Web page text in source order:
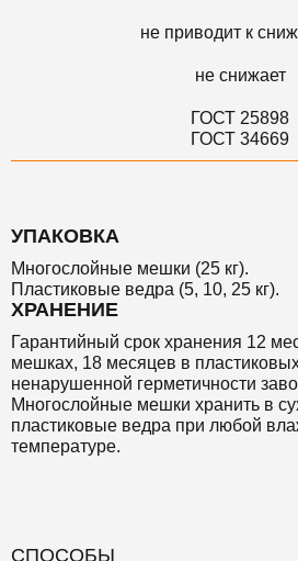
не приводит к
не снижает
ГОСТ 25898
ГОСТ 34669
УПАКОВКА
Многослойные мешки (25 кг).
Пластиковые ведра (5, 10, 25 кг).
ХРАНЕНИЕ
Гарантийный срок хранения 12
мешках, 18 месяцев в
ненарушенной герметичности
Многослойные мешки хранить в
пластиковые ведра при любой
температуре.
СПОСОБЫ